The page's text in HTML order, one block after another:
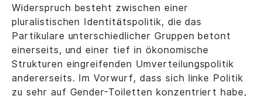
Widerspruch besteht zwischen einer
pluralistischen Identitätspolitik, die das
Partikulare unterschiedlicher Gruppen betont
einerseits, und einer tief in ökonomische
Strukturen eingreifenden Umverteilungspolitik
andererseits. Im Vorwurf, dass sich linke Politik
zu sehr auf Gender-Toiletten konzentriert habe,